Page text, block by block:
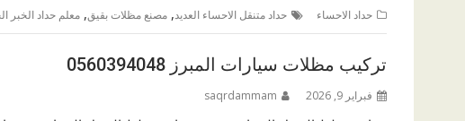
حداد الاحساء حداد متنقل الاحساء العديد, مصنع مظلات بقيق, معلم حداد الخبر
تركيب مظلات سيارات المبرز 0560394048
فبراير 9, 2026 saqrdammam